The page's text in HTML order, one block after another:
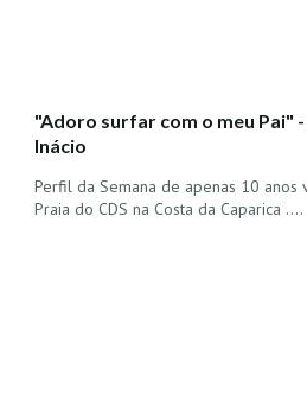
"Adoro surfar com o meu Pai"
Inácio
Perfil da Semana de apenas 10 anos
Praia do CDS na Costa da Caparica ....